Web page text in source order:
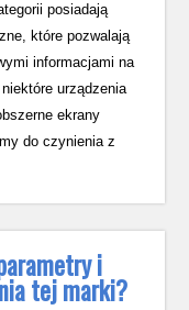
posiadają
które pozwalają
informacjami na
urządzenia
ekrany
do czynienia z
i
tej marki?